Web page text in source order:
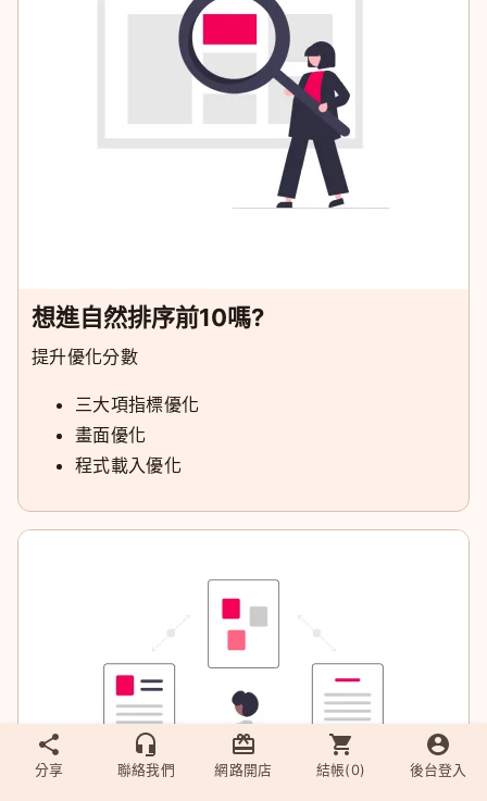
想進自然排序前10嗎?
提升優化分數
三大項指標優化
畫面優化
程式載入優化
分享 聯絡我們 網路開店 結帳(0) 後台登入